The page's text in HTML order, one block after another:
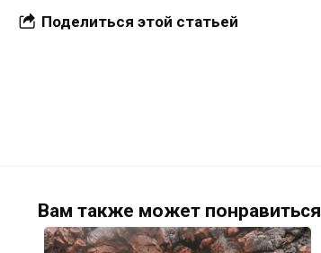
Поделиться этой статьей
Вам также может понравиться